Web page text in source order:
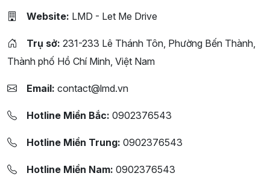
Website: LMD - Let Me Drive
Trụ sở: 231-233 Lê Thánh Tôn, Phường Bến Thành,
Thành phố Hồ Chí Minh, Việt Nam
Email: contact@lmd.vn
Hotline Miền Bắc: 0902376543
Hotline Miền Trung: 0902376543
Hotline Miền Nam: 0902376543